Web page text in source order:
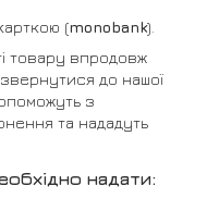
(monobank).
товару впродовж
до нашої
з
та нададуть
надати: